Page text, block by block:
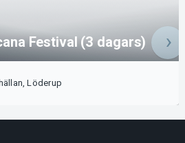
Festival (3 dagars)
Löderup